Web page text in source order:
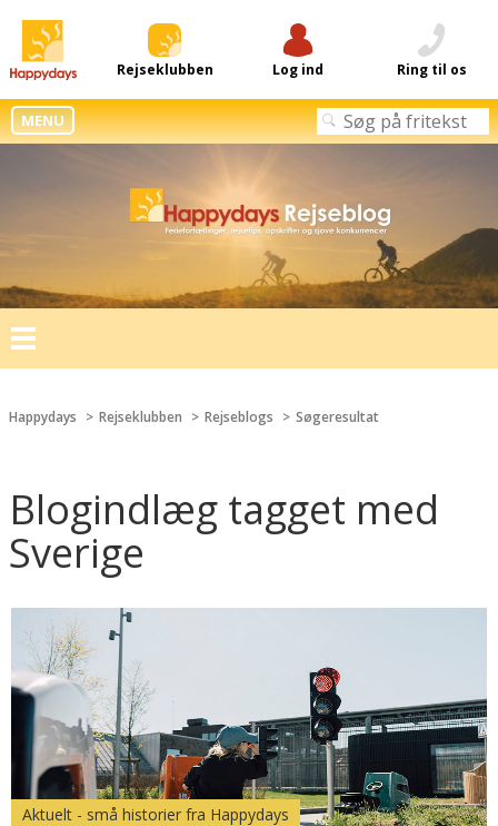
Rejseklubben Log ind Ring til os
MENU
Toggle
navigation
Happydays Rejseklubben Rejseblogs Søgeresultat
Blogindlæg tagget med
Sverige
Aktuelt - små historier fra Happydays